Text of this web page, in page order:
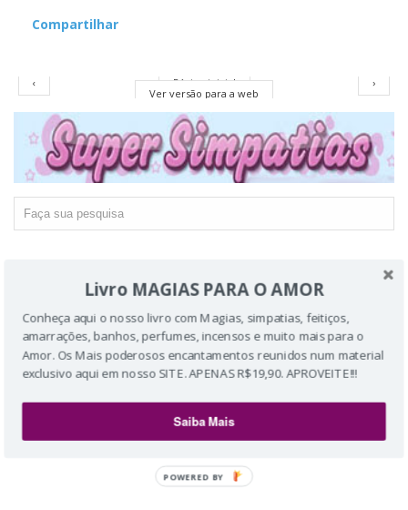
Compartilhar
‹ ›
Página inicial
Ver versão para a web
Livro MAGIAS PARA O AMOR
Conheça aqui o nosso livro com Magias, simpatias, feitiços,
amarrações, banhos, perfumes, incensos e muito mais para o
Amor. Os Mais poderosos encantamentos reunidos num material
exclusivo aqui em nosso SITE. APENAS R$19,90. APROVEITE!!!
Saiba Mais
POWERED BY